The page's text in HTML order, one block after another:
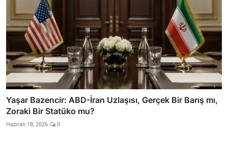
Yaşar Bazencir: ABD-İran Uzlaşısı, Gerçek Bir Barış mı,
Zoraki Bir Statüko mu?
Haziran 18, 2026 0